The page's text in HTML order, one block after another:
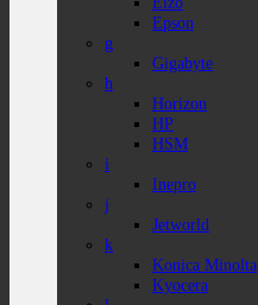
Epson
g
Gigabyte
h
Horizon
HP
HSM
i
Inepro
j
Jetworld
k
Konica Minolta
Kyocera